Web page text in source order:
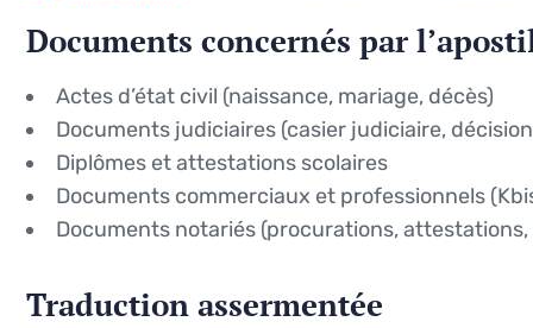
Documents concernés par
Actes d’état civil (naissance, mariage, décès)
Documents judiciaires (casier judiciaire,
Diplômes et attestations scolaires
Documents commerciaux et professionnels
Documents notariés (procurations,
Traduction assermentée